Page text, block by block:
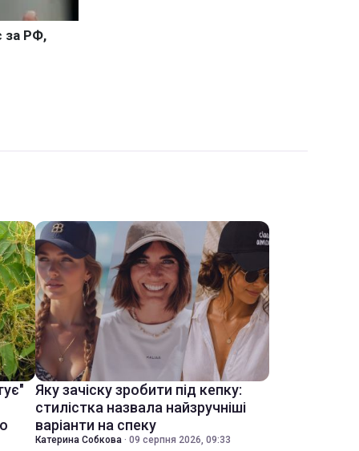
Яку зачіску зробити під кепку:
стилістка назвала найзручніші
варіанти на спеку
Катерина Собкова · 09 серпня 2026, 09:33